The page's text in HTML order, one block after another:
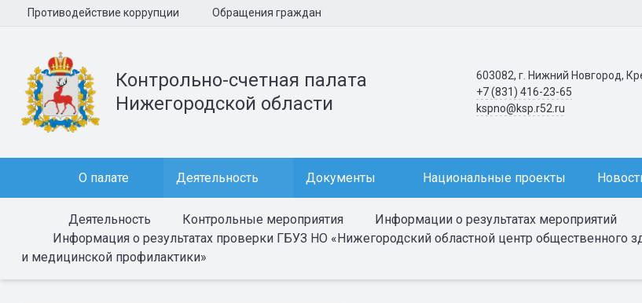
Противодействие коррупции Обращения граждан
Контрольно-счетная палата
Нижегородской области
603082, г. Нижний Новгород,
+7 (831) 416-23-65
kspno@ksp.r52.ru
О палате Деятельность Документы Национальные проекты
Деятельность Контрольные мероприятия
Информации о результатах мероприятий
Информация о результатах проверки ГБУЗ НО «Нижегородский областной центр общественного
и медицинской профилактики»